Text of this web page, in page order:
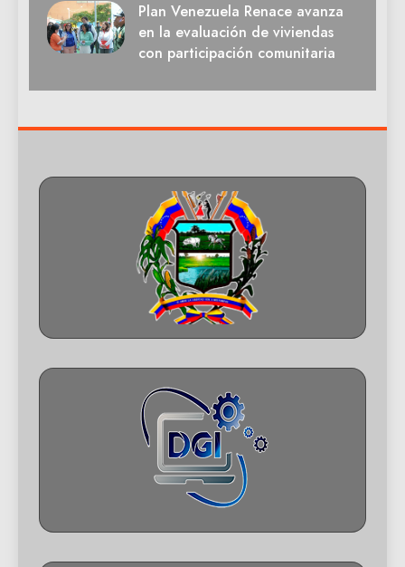
Plan Venezuela Renace avanza
en la evaluación de viviendas
con participación comunitaria